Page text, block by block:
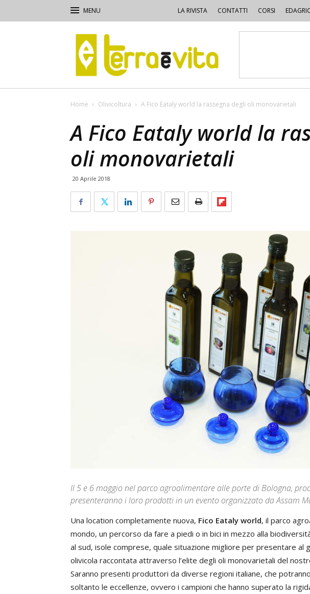
LA RIVISTA CONTATTI CORSI
Terra
e
Vita
Home Olivicoltura A Fico Eataly world la rassegna degli oli monovarietali
A Fico Eataly world la
oli monovarietali
20 Aprile 2018
Il 5 e 6 maggio nel parco agroalimentare alle porte di Bologna,
presenteranno i loro prodotti in un evento organizzato da Assam
Una location completamente nuova, Fico Eataly world, il parco
mondo, un percorso da fare a piedi o in bici in mezzo alla
al sud, isole comprese, quale situazione migliore per presentare al
olivicola raccontata attraverso l’elite degli oli monovarietali del
Saranno presenti produttori da diverse regioni italiane, che
soltanto le eccellenze, ovvero i campioni che hanno superato la